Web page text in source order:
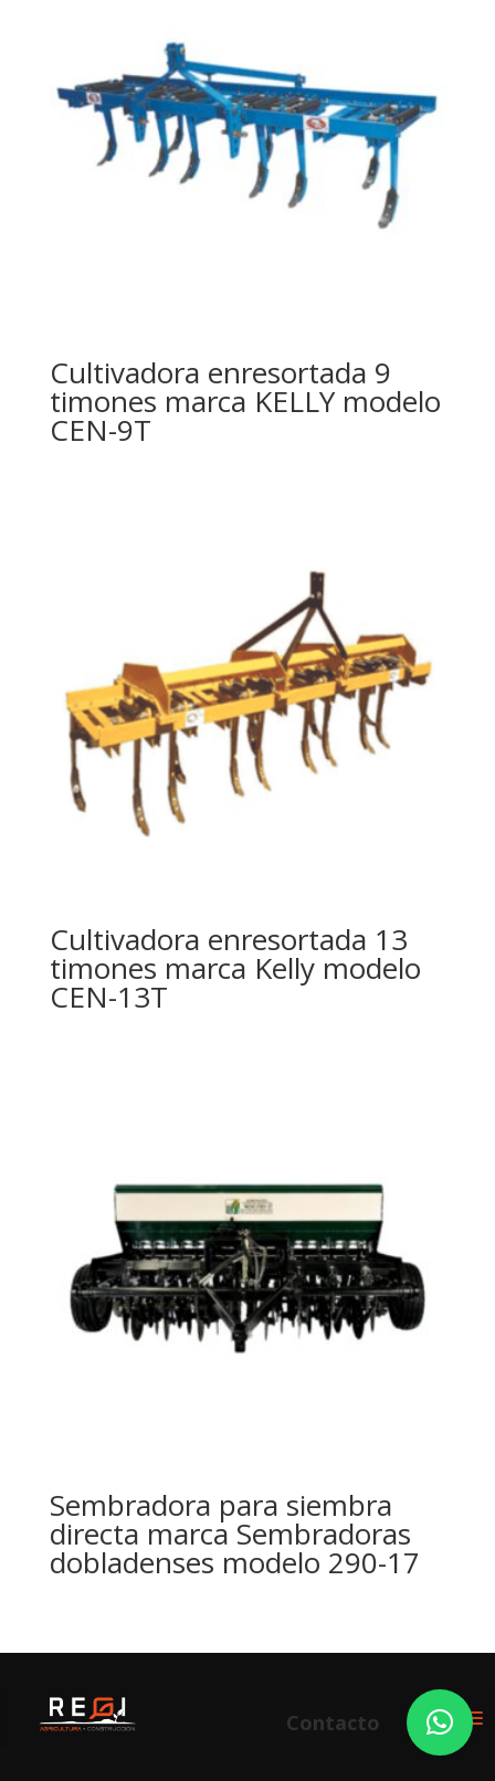
Cultivadora enresortada 9
timones marca KELLY modelo
CEN-9T
Cultivadora enresortada 13
timones marca Kelly modelo
CEN-13T
Sembradora para siembra
directa marca Sembradoras
dobladenses modelo 290-17
Contacto